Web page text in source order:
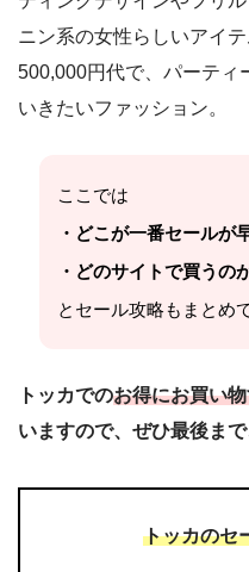
ニン系の女性らしいアイ
500,000円代で、パーティ
いきたいファッション。
ここでは
・どこが一番セールが
・どのサイトで買うの
とセール攻略もまとめ
トッカでのお得にお買い
いますので、ぜひ最後まで
トッカのセ